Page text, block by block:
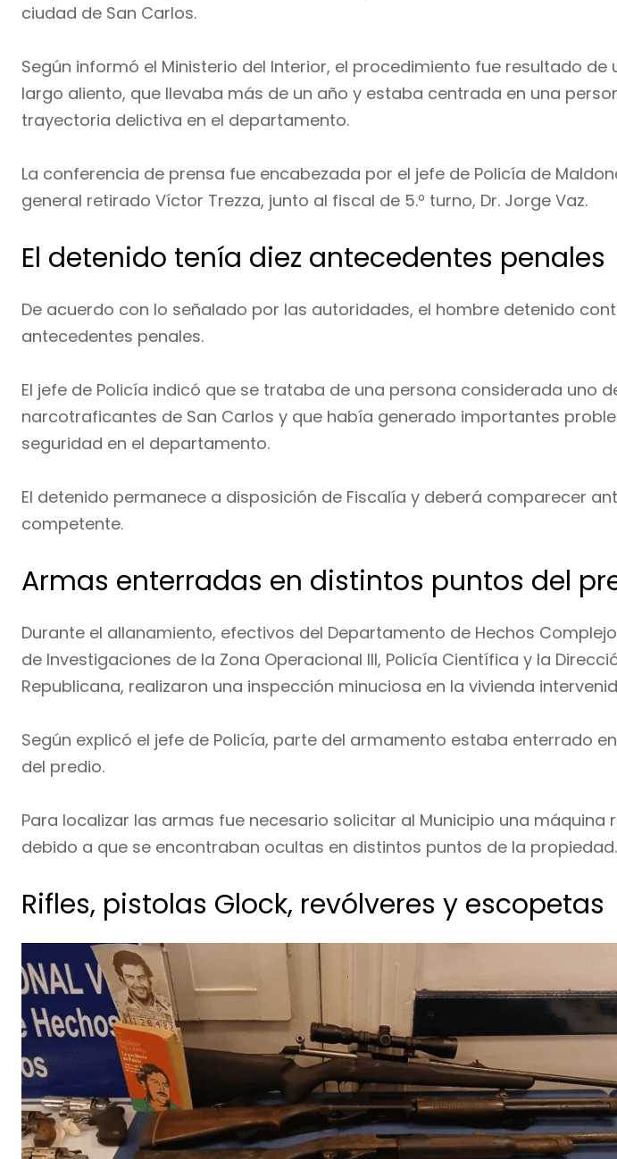
ciudad de San Carlos.
Según informó el Ministerio del Interior, el procedimiento fue resultado de
largo aliento, que llevaba más de un año y estaba centrada en una
trayectoria delictiva en el departamento.
La conferencia de prensa fue encabezada por el jefe de Policía de
general retirado Víctor Trezza, junto al fiscal de 5.º turno, Dr. Jorge Vaz.
El detenido tenía diez antecedentes penales
De acuerdo con lo señalado por las autoridades, el hombre detenido
antecedentes penales.
El jefe de Policía indicó que se trataba de una persona considerada uno
narcotraficantes de San Carlos y que había generado importantes
seguridad en el departamento.
El detenido permanece a disposición de Fiscalía y deberá comparecer
competente.
Armas enterradas en distintos puntos del
Durante el allanamiento, efectivos del Departamento de Hechos
de Investigaciones de la Zona Operacional III, Policía Científica y la
Republicana, realizaron una inspección minuciosa en la vivienda
Según explicó el jefe de Policía, parte del armamento estaba enterrado
del predio.
Para localizar las armas fue necesario solicitar al Municipio una máquina
debido a que se encontraban ocultas en distintos puntos de la propiedad.
Rifles, pistolas Glock, revólveres y escopetas